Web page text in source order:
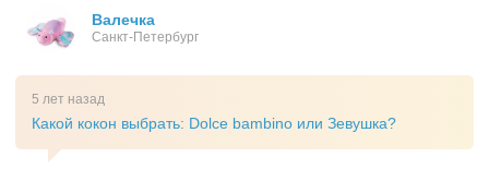
Валечка
Санкт-Петербург
5 лет назад
Какой кокон выбрать: Dolce bambino или Зевушка?